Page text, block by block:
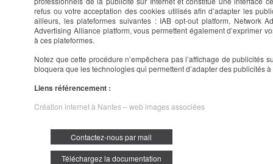
refus ou votre acceptation des cookies utilisés afin d’adapter les
ailleurs, les plateformes suivantes : IAB opt-out platform, Network
Advertising Alliance platform, vous permettent également d’exprimer
à ces plateformes.
Notez que cette procédure n’empêchera pas l’affichage de publicités
bloquera que les technologies qui permettent d’adapter des publicités à
Liens référencement :
Création internet à Nantes – web images associées
Contactez-nous par mail
Téléchargez la documentation